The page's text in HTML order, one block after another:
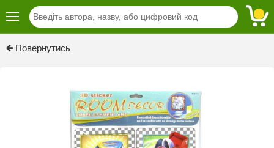
Повернутись